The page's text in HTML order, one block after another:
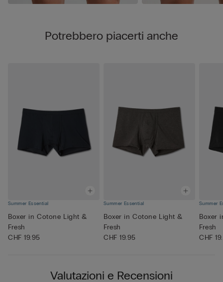
Potrebbero piacerti anche
Summer Essential
Boxer in Cotone Light &
Fresh
CHF 19.95
Summer Essential
Boxer in Cotone Light &
Fresh
CHF 19.95
Summer
Boxer
Fresh
CHF
Valutazioni e Recensioni